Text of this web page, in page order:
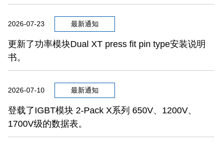
2026-07-23 最新通知
更新了功率模块Dual XT press fit pin type安装说明
书。
2026-07-10 最新通知
登载了IGBT模块 2-Pack X系列 650V、1200V、
1700V级的数据表。